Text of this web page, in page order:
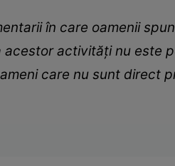
în care oamenii
acestor activități nu este
care nu sunt direct